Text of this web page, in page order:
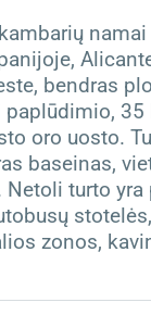
bendras
paplūdimio,
oro uosto.
baseinas,
turto yra
zonos,